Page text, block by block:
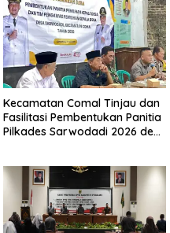
Kecamatan Comal Tinjau dan
Fasilitasi Pembentukan Panitia
Pilkades Sarwodadi 2026 demi